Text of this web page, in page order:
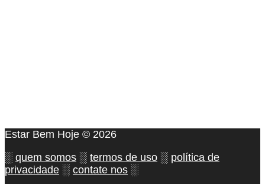
Estar Bem Hoje © 2026
░ quem somos ░ termos de uso ░ política de
privacidade ░ contate nos ░